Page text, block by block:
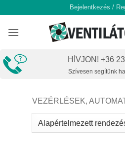
content
Bejelentkezés /
HÍVJON! +36
Szívesen segítünk
VEZÉRLÉSEK,